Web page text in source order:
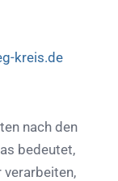
kreis.de
nach den
bedeutet,
verarbeiten,